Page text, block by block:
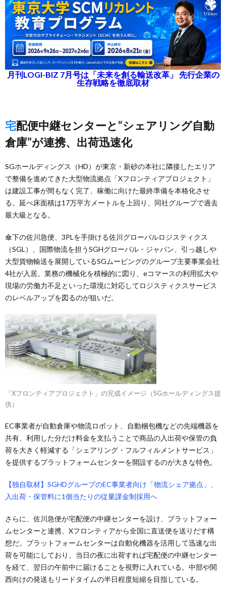
月刊LOGI-BIZ 7月号は「未来を創る輸送改革」 先行企業の
生存戦略を徹底取材
宅配便中継センターと“シェアリング自動
倉庫”が連携、出荷迅速化
SGホールディングス（HD）が東京・新砂の本社に隣接したエリア
で整備を進めてきた大型物流拠点「Xフロンティアプロジェクト」
は建設工事が間もなく完了、稼働に向けた最終準備を本格化させ
る。延べ床面積は17万平方メートルを上回り、同社グループで過去
最大級となる。
傘下の佐川急便、3PLを手掛ける佐川グローバルロジスティクス
（SGL）、国際物流を担うSGHグローバル・ジャパン、引っ越しや
大型貨物輸送を展開しているSGムービングのグループ主要事業会社
4社が入居。業務の機械化を積極的に図り、eコマースの利用拡大や
現場の労働力不足といった環境に対応してロジスティクスサービス
のレベルアップを図るのが狙いだ。
「Xフロンティアプロジェクト」の完成イメージ（SGホールディングス提
供）
EC事業者が自動倉庫や物流ロボット、自動梱包機などの先端機器を
共有、利用した分だけ料金を支払うことで商品の入出荷や保管の負
荷を大きく軽減する「シェアリング・フルフィルメントサービス」
を提供するプラットフォームセンターを開設するのが大きな特色。
【独自取材】SGHDグループのEC事業者向け「物流シェア拠点」、
入出荷・保管料に1個当たりの従量課金制採用へ
さらに、佐川急便が宅配便の中継センターを設け、プラットフォー
ムセンターと連携、Xフロンティアから全国に直送便を送りだす構
想だ。プラットフォームセンターは自動化機器を活用して迅速な出
荷を可能にしており、当日の夜に出荷すれば宅配便の中継センター
を経て、翌日の午前中に届けることを視野に入れている。中部や関
西向けの発送もリードタイムの半日程度短縮を目指している。